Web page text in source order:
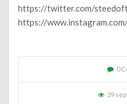
https://twitter.com/
https://
0
29